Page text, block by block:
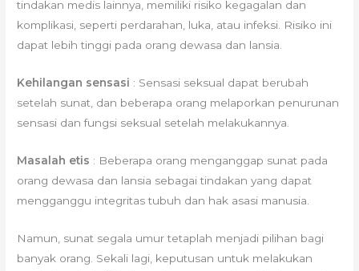
tindakan medis lainnya, memiliki risiko kegagalan dan
komplikasi, seperti perdarahan, luka, atau infeksi. Risiko ini
dapat lebih tinggi pada orang dewasa dan lansia.
Kehilangan sensasi : Sensasi seksual dapat berubah
setelah sunat, dan beberapa orang melaporkan penurunan
sensasi dan fungsi seksual setelah melakukannya.
Masalah etis : Beberapa orang menganggap sunat pada
orang dewasa dan lansia sebagai tindakan yang dapat
mengganggu integritas tubuh dan hak asasi manusia.
Namun, sunat segala umur tetaplah menjadi pilihan bagi
banyak orang. Sekali lagi, keputusan untuk melakukan